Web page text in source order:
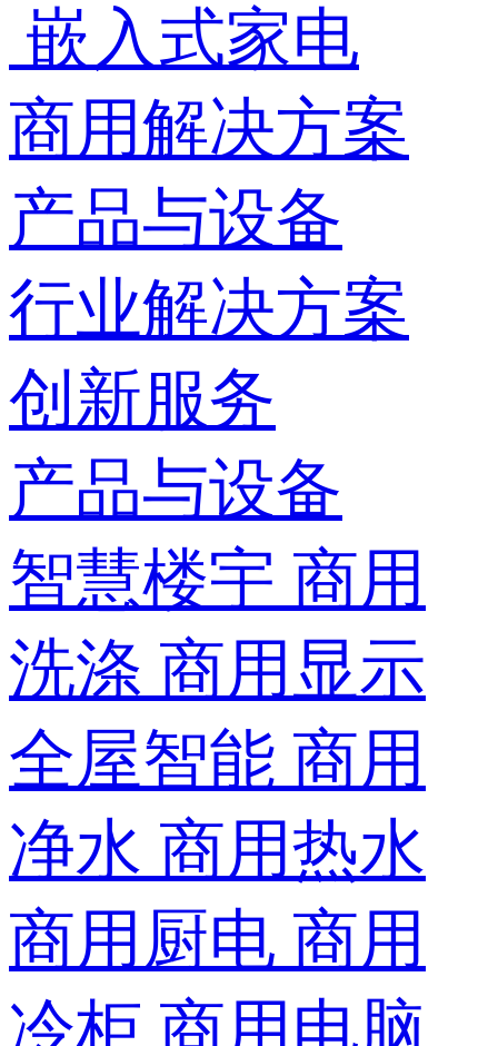
嵌入式家电
商用解决方案
产品与设备
行业解决方案
创新服务
产品与设备
智慧楼宇 商用
洗涤 商用显示
全屋智能 商用
净水 商用热水
商用厨电 商用
冷柜 商用电脑